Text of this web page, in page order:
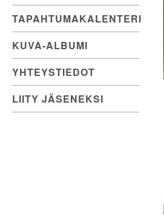
TAPAHTUMAKALENTERI
KUVA-ALBUMI
YHTEYSTIEDOT
LIITY JÄSENEKSI